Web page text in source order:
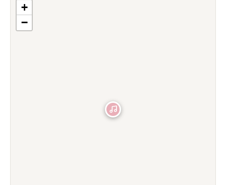
+
−